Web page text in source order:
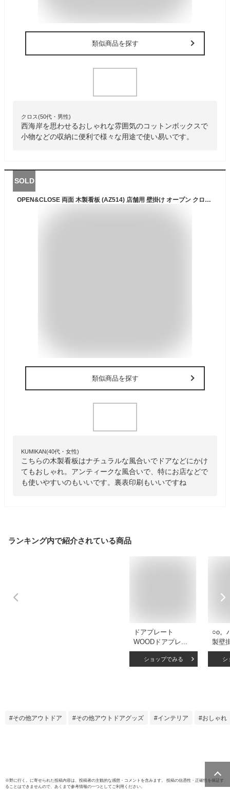
類似商品を探す
クロス(50代・男性)
西海岸を思わせるおしゃれな雰囲気のコットンボックスで
小物などの収納に便利で様々な用途で使い易いです。
SOLD
OPEN&CLOSE 両面 木製看板 (AZ514) 店舗用 壁掛け オープン クローズ ウッドサインボード おしゃれ 開店 閉店 ナチュラル アンティーク デザイン ヴィンテージ レトロ 西海岸風 インテリア アメリカン雑貨
類似商品を探す
KUMIKAN(40代・女性)
こちらの木製看板はナチュラルな風合いでドアなどにかけ
てもおしゃれ。アンティークな風合いで、特にお店などで
も使いやすいのもいいです。裏表印刷もいいですね
ランキング内で紹介されている商品
ドアプレート
WOODドアプレー
ト・1 室内用 貼れ
る 剥がせる サーフ
ト 海好き 夏インテ
ショップでみる
○o。
製壁
ッド
ルプ
イン
シ
その他アウトドア その他アウトドアグッズ インテリア おしゃれ
※野に行く。 に寄せられた投稿内容は、投稿者の主観的な感想・コメントを含みます。 投稿の信憑性・正確性を保証す
ることはできませんので、あくまで参考情報の一つとしてご利用ください。